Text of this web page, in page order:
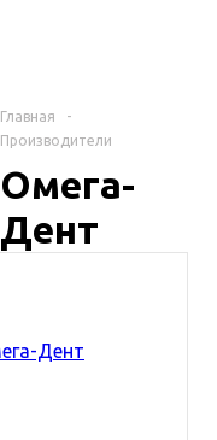
Главная
-
Производители
Омега-
Дент